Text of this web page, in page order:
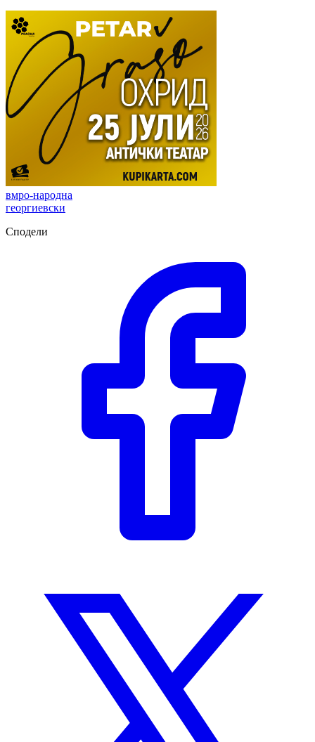
вмро-народна
георгиевски
Сподели